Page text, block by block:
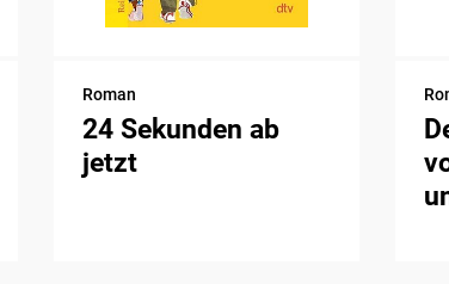
Roman
24 Sekunden ab
jetzt